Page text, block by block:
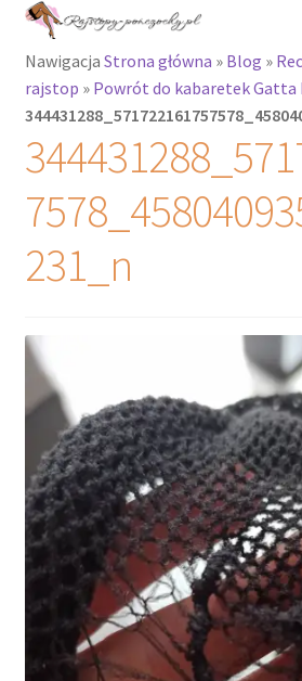
Przejdź
nawigacji
Przejdź
treści
Rajstopy
Rozwiń
menu
potomne
zakolanówki
Podkolanówki i
Wszystkie
produkty
Recenzje
Rozwiń
menu
potomne
Nawigacja Strona główna » Blog »
rajstop » Powrót do kabaretek
231_n